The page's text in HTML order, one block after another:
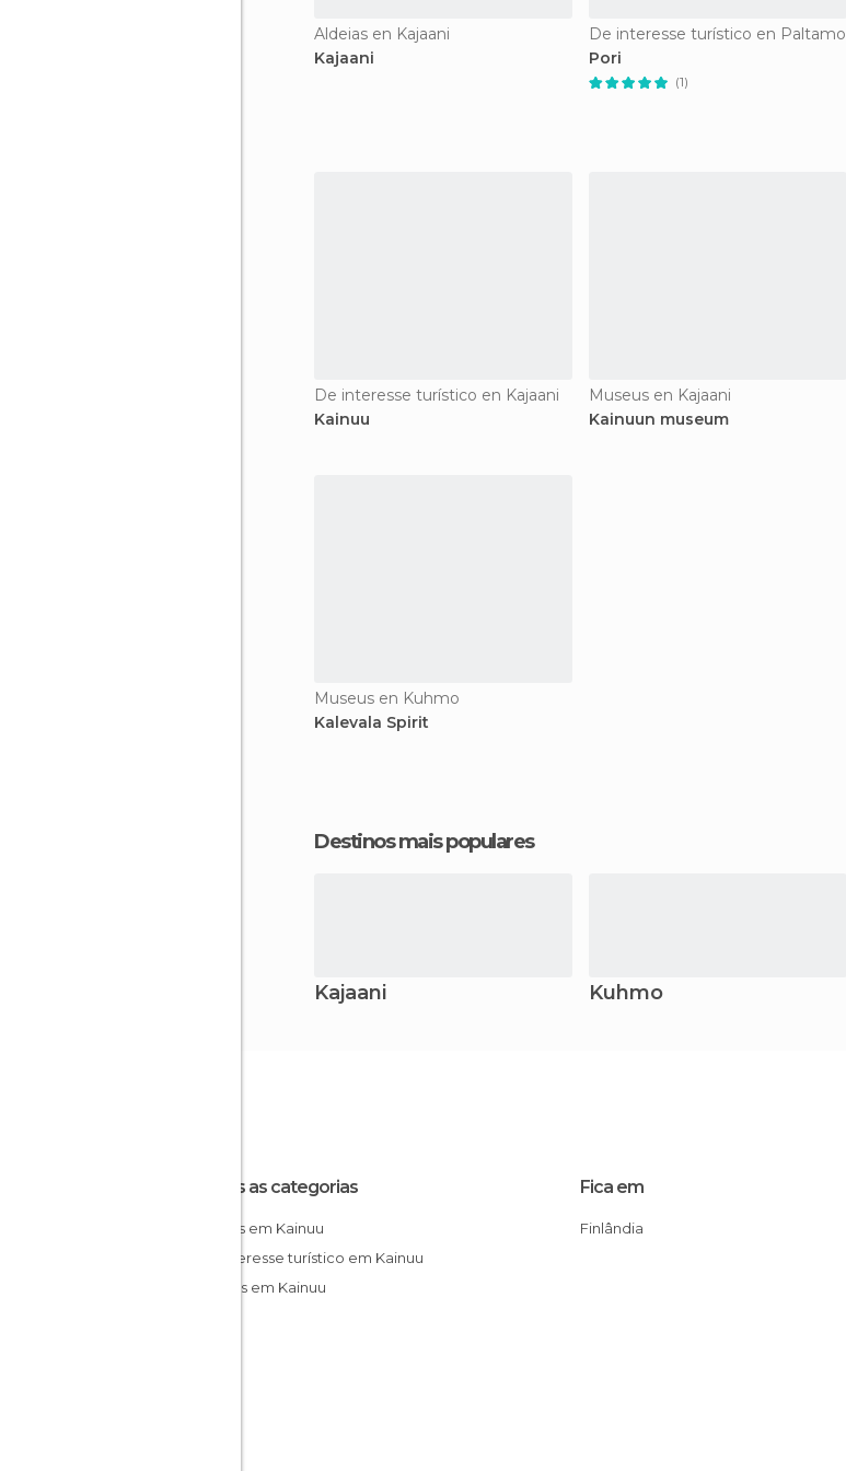
Aldeias en Kajaani
Kajaani
De interesse turístico en Paltamo
Pori
(1)
De interesse turístico en Kajaani
Kainuu
Museus en Kajaani
Kainuun museum
Museus en Kuhmo
Kalevala Spirit
Destinos mais populares
Kajaani Kuhmo
Todas as categorias
Aldeias em Kainuu
De interesse turístico em Kainuu
Museus em Kainuu
Fica em
Finlândia